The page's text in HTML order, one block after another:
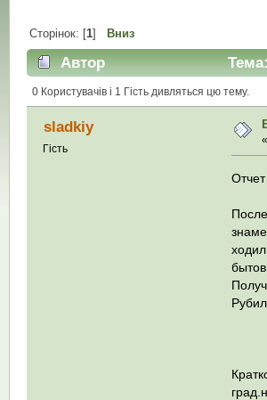
Сторінок: [1] Вниз
Автор
0 Користувачів і 1 Гість дивляться цю тему.
sladkiy
Гість
«